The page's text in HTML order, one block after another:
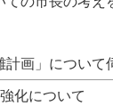
画」について
化について